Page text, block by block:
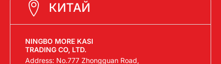
КИТАЙ
NINGBO MORE KASI
TRADING CO, LTD.
Address: No.777 Zhongguan Road,